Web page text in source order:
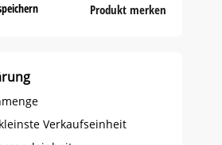
PlatzhalterProdukt merken
Verkaufseinheit